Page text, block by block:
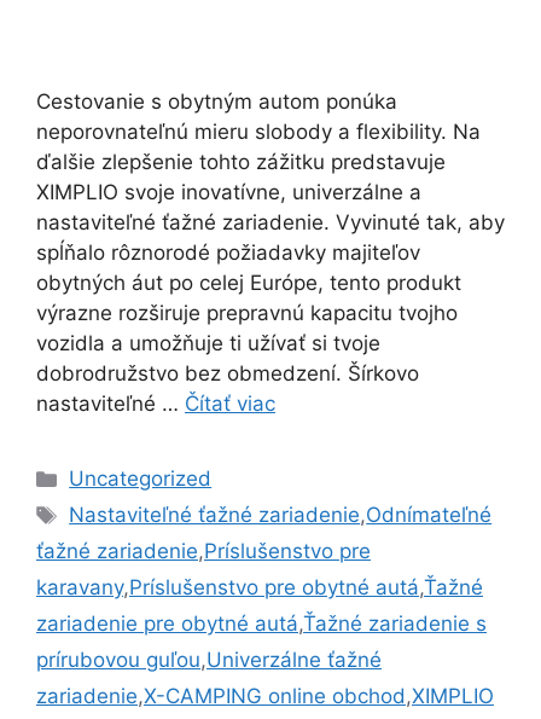
Cestovanie s obytným autom ponúka
neporovnateľnú mieru slobody a flexibility. Na
ďalšie zlepšenie tohto zážitku predstavuje
XIMPLIO svoje inovatívne, univerzálne a
nastaviteľné ťažné zariadenie. Vyvinuté tak, aby
spĺňalo rôznorodé požiadavky majiteľov
obytných áut po celej Európe, tento produkt
výrazne rozširuje prepravnú kapacitu tvojho
vozidla a umožňuje ti užívať si tvoje
dobrodružstvo bez obmedzení. Šírkovo
nastaviteľné … Čítať viac
Kategórie
Uncategorized
Značky
Nastaviteľné ťažné zariadenie,Odnímateľné
ťažné zariadenie,Príslušenstvo pre
karavany,Príslušenstvo pre obytné autá,Ťažné
zariadenie pre obytné autá,Ťažné zariadenie s
prírubovou guľou,Univerzálne ťažné
zariadenie,X-CAMPING online obchod,XIMPLIO